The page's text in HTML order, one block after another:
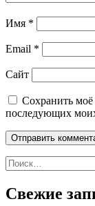
Имя *
Email *
Сайт
Сохранить моё
последующих
Найти:
Свежие